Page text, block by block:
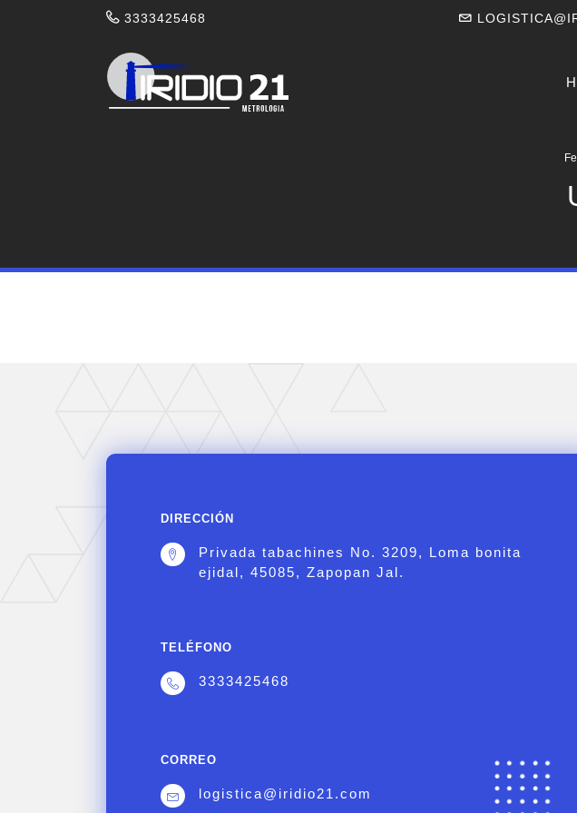
3333425468
DIRECCIÓN
Privada tabachines No. 3209, Loma bonita
ejidal, 45085, Zapopan Jal.
TELÉFONO
3333425468
CORREO
logistica@iridio21.com